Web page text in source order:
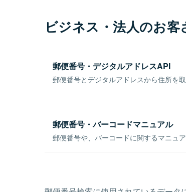
ビジネス・法人のお客
郵便番号・デジタルアドレスAPI
郵便番号とデジタルアドレスから住所を
郵便番号・バーコードマニュアル
郵便番号や、バーコードに関するマニュ